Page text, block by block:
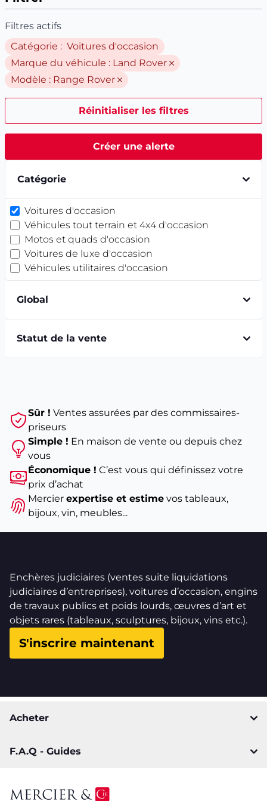
Filtres actifs
Catégorie : Voitures d'occasion
Marque du véhicule : Land Rover
Modèle : Range Rover
Réinitialiser les filtres
Créer une alerte
Catégorie
Voitures d'occasion
Véhicules tout terrain et 4x4 d'occasion
Motos et quads d'occasion
Voitures de luxe d'occasion
Véhicules utilitaires d'occasion
Global
Statut de la vente
Sûr ! Ventes assurées par des commissaires-
priseurs
Simple ! En maison de vente ou depuis chez
vous
Économique ! C’est vous qui définissez votre
prix d’achat
Mercier expertise et estimevos tableaux,
bijoux, vin, meubles...
Enchères judiciaires (ventes suite liquidations
judiciaires d’entreprises), voitures d’occasion, engins
de travaux publics et poids lourds, œuvres d’art et
objets rares (tableaux, sculptures, bijoux, vins etc.).
S'inscrire maintenant
Acheter
F.A.Q - Guides